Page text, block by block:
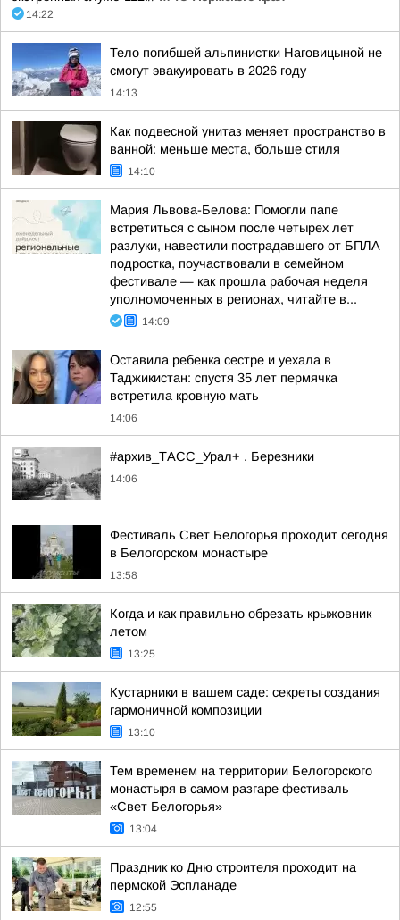
14:22
Тело погибшей альпинистки Наговицыной не
смогут эвакуировать в 2026 году
14:13
Как подвесной унитаз меняет пространство в
ванной: меньше места, больше стиля
14:10
Мария Львова-Белова: Помогли папе
встретиться с сыном после четырех лет
разлуки, навестили пострадавшего от БПЛА
подростка, поучаствовали в семейном
фестивале — как прошла рабочая неделя
уполномоченных в регионах, читайте в...
14:09
Оставила ребенка сестре и уехала в
Таджикистан: спустя 35 лет пермячка
встретила кровную мать
14:06
#архив_ТАСС_Урал+ . Березники
14:06
Фестиваль Свет Белогорья проходит сегодня
в Белогорском монастыре
13:58
Когда и как правильно обрезать крыжовник
летом
13:25
Кустарники в вашем саде: секреты создания
гармоничной композиции
13:10
Тем временем на территории Белогорского
монастыря в самом разгаре фестиваль
«Свет Белогорья»
13:04
Праздник ко Дню строителя проходит на
пермской Эспланаде
12:55